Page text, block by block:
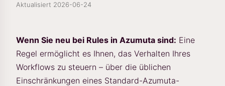
Aktualisiert 2026-06-24
Wenn Sie neu bei Rules in Azumuta sind: Eine
Regel ermöglicht es Ihnen, das Verhalten Ihres
Workflows zu steuern – über die üblichen
Einschränkungen eines Standard-Azumuta-